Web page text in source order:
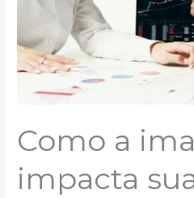
Como a
impacta
carreira
seus
resultados
financeiros:
uma
planejadora
financeira.